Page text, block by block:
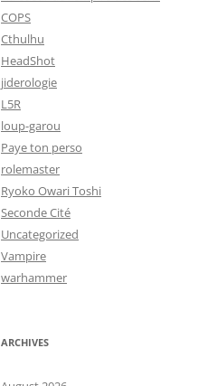
COPS
Cthulhu
HeadShot
jiderologie
L5R
loup-garou
Paye ton perso
rolemaster
Ryoko Owari Toshi
Seconde Cité
Uncategorized
Vampire
warhammer
ARCHIVES